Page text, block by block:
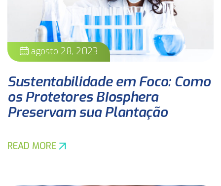
agosto 28, 2023
Sustentabilidade em Foco: Como
os Protetores Biosphera
Preservam sua Plantação
READ MORE